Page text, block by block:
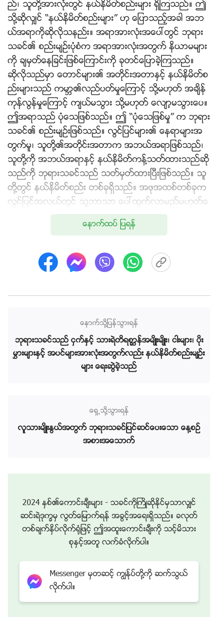
ည္၊ သူတို႔အားလုံးတြင္ နယ္နိမိတ္စည္းမ်ား ရွိၾကသည္။ ဤ
သို႔ဆိုလွ်င္ “နယ္နိမိတ္စည္းမ်ား” ဟု ေျပာသည့္အခါ အဘ
ယ္အရာကိုဆိုလိုသနည္း။ အရာအားလုံးအေပၚတြင္ ဘုရား
သခင္၏ စည္းမ်ဥ္းပုံစံက အရာအားလုံးအတြက္ နိယာမမ်ား
ကို ခ်မွတ္ေနျခင္းျဖစ္ေၾကာင္းကို ခုတင္ေျပာခဲ့ၾကသည္။
ဆိုလိုသည္မွာ ေတာင္မ်ား၏ အတိုင္းအတာႏွင့္ နယ္နိမိတ္စ
ည္းမ်ားသည္ ကမာၻ၏လည္ပတ္မႈေၾကာင့္ သို႔မဟုတ္ အခ်ိန္
ကုန္လြန္မႈေၾကာင့္ က်ယ္မသြား သို႔မဟုတ္ ေလ်ာ့မသြားေပ။
ဤအရာသည္ ပုံေသျဖစ္သည္။ ဤ “ပုံေသျဖစ္မႈ” က ဘုရား
သခင္၏ စည္းမ်ဥ္းျဖစ္သည္။ လြင္ျပင္မ်ား၏ ေနရာမ်ားအ
တြက္မူ၊ သူတို႔၏အတိုင္းအတာက အဘယ္အရာျဖစ္သည္၊
သူတို႔ကို အဘယ္အရာႏွင့္ နယ္နိမိတ္ကန္႔သတ္ထားသည္ဆို
သည္ကို ဘုရားသခင္သည္ သတ္မွတ္ထားၿပီးျဖစ္သည္။ သူ
တို႔တြင္ နယ္နိမိတ္စည္း တစ္ခုရွိသည္။ အဖုအထစ္တစ္ခုက
လြင္ျပင္အလယ္တြင္ သူ႔ဘာသာ ေပၚထြက္လာမည္မဟုတ္ေ
ပ။ လြင္ျပင္က ႐ုတ္တရက္ ေတာင္အျဖစ္ ေျပာင္းသြားမည္
မဟုတ္ေပ၊ ဤသို႔ ျဖစ္မည္မဟုတ္ေပ။ ယခုတင္ေျပာခဲ့သည့္
သည္။ သဲကႏၲာရႏွင့္ပတ္သက္၍မူ သဲကႏၲာရ၏ အခန္း
က႑ သို႔မဟုတ္ အျခားေျမပုံစံအေနအထားမ်ား သို႔မဟုတ္
ဘုရားသခင္၏ စည္းမ်ဥ္းေအာက္တြင္ သဲကႏၲာရ၏ အတိုင္း
အတာသည္လည္း က်ယ္လာမည္ မဟုတ္ေပ။ အဘယ္ေၾ
ကာင့္ဆိုေသာ္ ဘုရားသခင္သည္ သူ႔အား သူ၏နိယာမ၊
သူ၏အတိုင္းအတာကို ေပးအပ္ၿပီးျဖစ္၍ ျဖစ္သည္။ သူ၏ေန
ရာက မည္မွ်က်ယ္သည္ႏွင့္ သူ၏အခန္းက႑က အဘယ္
သခင္သည္ သတ္မွတ္ထားၿပီး ျဖစ္သည္။ သူသည္ သူ၏အ
တိုင္းအတာကို ေက်ာ္သြားမည္ မဟုတ္ေပ။ သူ၏အေနအ
ထားကို ေ႐ႊ႕မည္မဟုတ္ဘဲ၊ သူ၏အက်ယ္အဝန္းကို
မ်ားကဲ့သို႔ ေရမ်ား၏ စီးဆင္းမႈမ်ားသည္ အစီအစဥ္တက်ျပဳ
တို႔၏နယ္ေျမ သို႔မဟုတ္ သူတို႔၏ နယ္နိမိတ္စည္းမ်ားကို မ
ည္သည့္အခါမွ် ေက်ာ္မသြားဖူးေပ။ သူတို႔အားလုံးက သူ
တို႔စီးဆင္းရမည့္ ဦးတည္ခ်က္အတိုင္း စီးဆင္းရင္း အစီအစဥ္
တက်ပုံစံႏွင့္ ဦးတည္ခ်က္ တစ္ခုတည္းသို႔စီးဆင္းသည္။
တြင္ ျမစ္မ်ား သို႔မဟုတ္ အင္းအိုင္မ်ားက အလိုလို ေျခာက္ေ
သြ႕သြားမည္မဟုတ္ေပ။ သို႔မဟုတ္ ကမာၻ၏လည္ပတ္ျခင္း၊
အခ်ိန္ကုန္ဆုံးျခင္းတို႔ေၾကာင့္ သူ၏ဦးတည္ခ်က္ သို႔မဟုတ္
ေနာက္ထပ္ ျပရန္
ေနာက္သို႔ျပန္သြားရန္
ဘုရားသခင္သည္ ငွက္ႏွင့္ သားရဲတိရစာၦန္အမ်ိဳးမ်ိဳး၊ ငါးမ်ား၊ ပိုး
မႊားမ်ားႏွင့္ အပင္မ်ားအားလုံးအတြက္လည္း နယ္နိမိတ္စည္းမ်ဥ္း
မ်ား ေရးဆြဲခဲ့သည္
ေရွ႕သို႔သြားရန္
လူသားမ်ိဳးႏြယ္အတြက္ ဘုရားသခင္ျပင္ဆင္ေပးေသာ ေန႔စဥ္
အစားအေသာက္
2024 ႏွစ္၏ေကာင္းခ်ီးမ်ား - သခင္ကိုႀကိဳဆိုႏိုင္မွသာလွ်င္
ဆင္းရဲဒုကၡမွ လြတ္ေျမာက္ရန္ အခြင့္အေရးရွိသည္။ ခလုတ္
တစ္ခ်က္ႏွိပ္လိုက္႐ုံျဖင့္ ဤအထူးေကာင္းခ်ီးကို သင့္မိသား
စုႏွင့္အတူ လက္ခံလိုက္ပါ။
Messenger မွတဆင့္ ကြၽန္ုပ္တို႔ကို ဆက္သြယ္
လိုက္ပါ။